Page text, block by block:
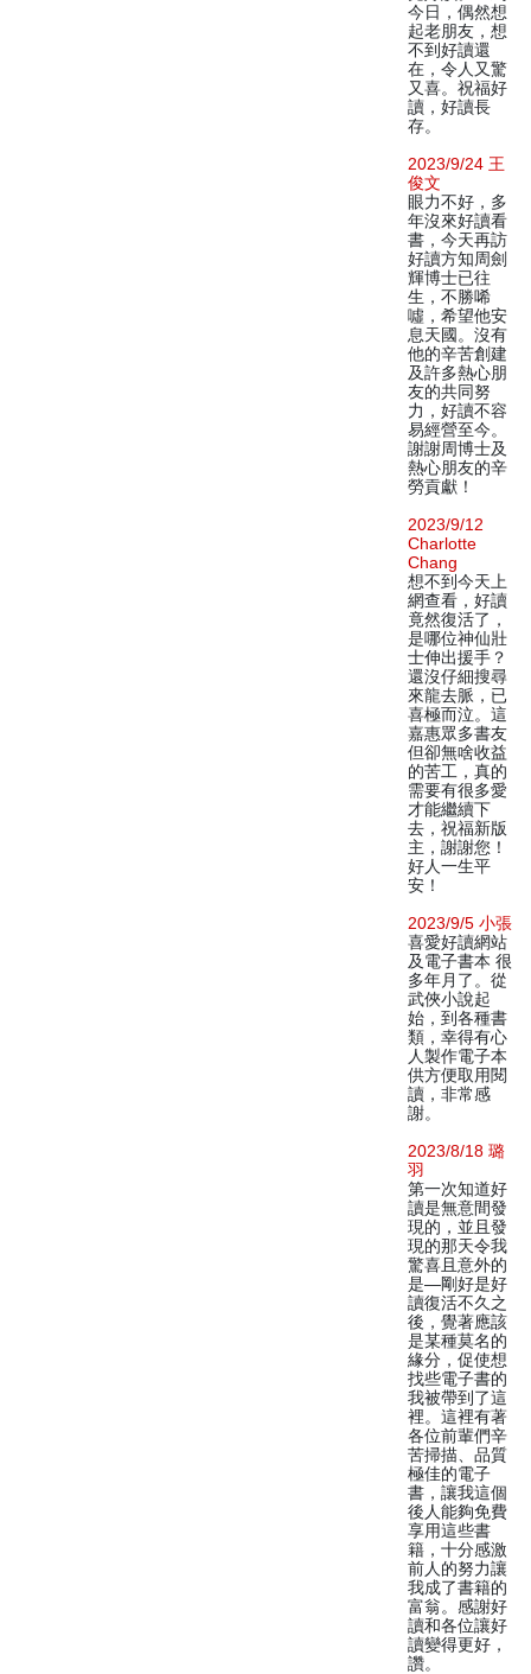
今日，偶然想
起老朋友，想
不到好讀還
在，令人又驚
又喜。祝福好
讀，好讀長
存。
2023/9/24 王
俊文
眼力不好，多
年沒來好讀看
書，今天再訪
好讀方知周劍
輝博士已往
生，不勝唏
噓，希望他安
息天國。沒有
他的辛苦創建
及許多熱心朋
友的共同努
力，好讀不容
易經營至今。
謝謝周博士及
熱心朋友的辛
勞貢獻！
2023/9/12
Charlotte
Chang
想不到今天上
網查看，好讀
竟然復活了，
是哪位神仙壯
士伸出援手？
還沒仔細搜尋
來龍去脈，已
喜極而泣。這
嘉惠眾多書友
但卻無啥收益
的苦工，真的
需要有很多愛
才能繼續下
去，祝福新版
主，謝謝您！
好人一生平
安！
2023/9/5 小張
喜愛好讀網站
及電子書本 很
多年月了。從
武俠小說起
始，到各種書
類，幸得有心
人製作電子本
供方便取用閱
讀，非常感
謝。
2023/8/18 璐
羽
第一次知道好
讀是無意間發
現的，並且發
現的那天令我
驚喜且意外的
是—剛好是好
讀復活不久之
後，覺著應該
是某種莫名的
緣分，促使想
找些電子書的
我被帶到了這
裡。這裡有著
各位前輩們辛
苦掃描、品質
極佳的電子
書，讓我這個
後人能夠免費
享用這些書
籍，十分感激
前人的努力讓
我成了書籍的
富翁。感謝好
讀和各位讓好
讀變得更好，
讚。